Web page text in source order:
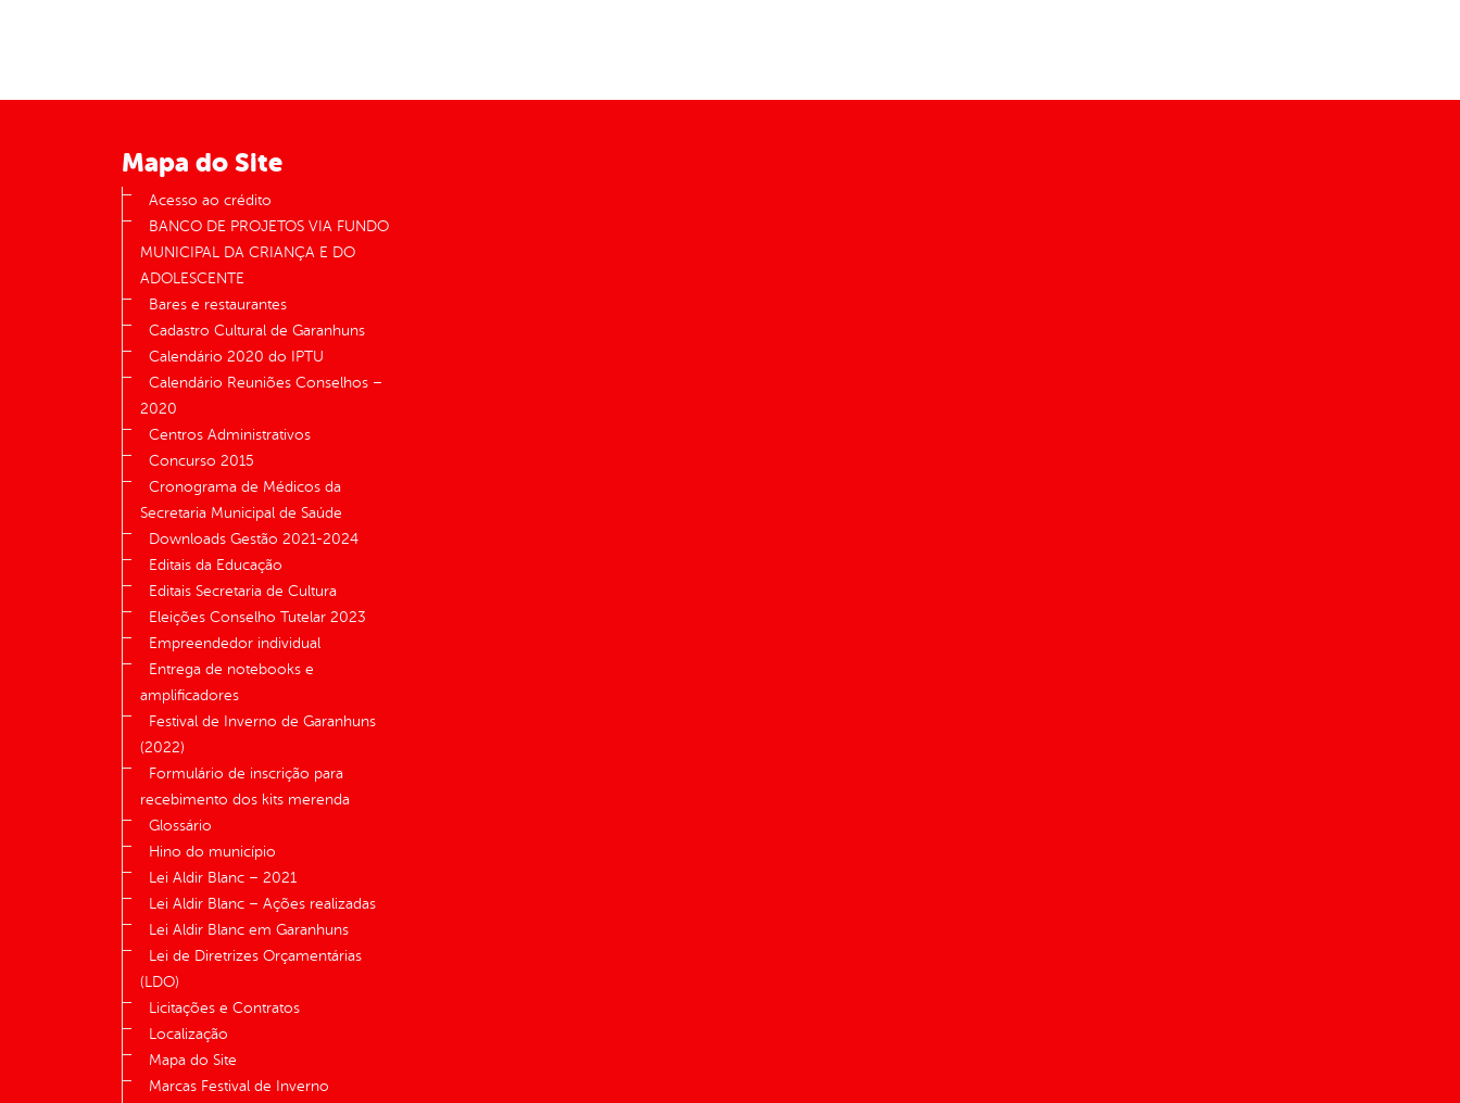
Mapa do Site
Acesso ao crédito
BANCO DE PROJETOS VIA FUNDO
MUNICIPAL DA CRIANÇA E DO
ADOLESCENTE
Bares e restaurantes
Cadastro Cultural de Garanhuns
Calendário 2020 do IPTU
Calendário Reuniões Conselhos –
2020
Centros Administrativos
Concurso 2015
Cronograma de Médicos da
Secretaria Municipal de Saúde
Downloads Gestão 2021-2024
Editais da Educação
Editais Secretaria de Cultura
Eleições Conselho Tutelar 2023
Empreendedor individual
Entrega de notebooks e
amplificadores
Festival de Inverno de Garanhuns
(2022)
Formulário de inscrição para
recebimento dos kits merenda
Glossário
Hino do município
Lei Aldir Blanc – 2021
Lei Aldir Blanc – Ações realizadas
Lei Aldir Blanc em Garanhuns
Lei de Diretrizes Orçamentárias
(LDO)
Licitações e Contratos
Localização
Mapa do Site
Marcas Festival de Inverno